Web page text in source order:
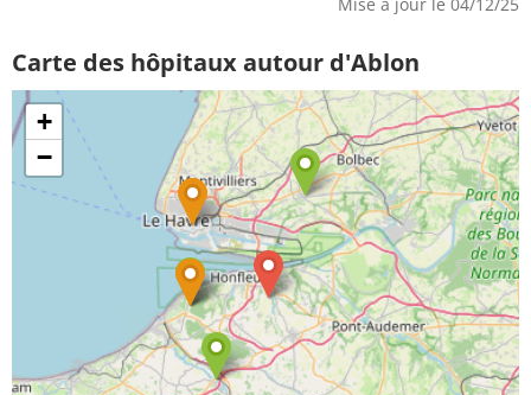
Carte des hôpitaux autour d'Ablon
+
−